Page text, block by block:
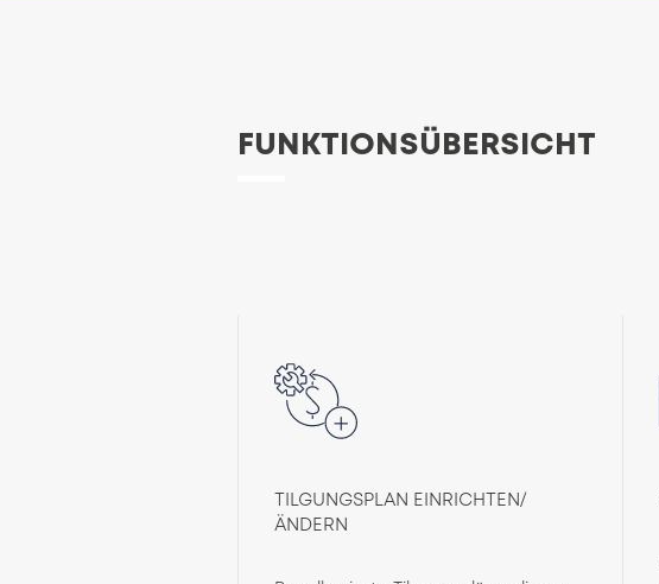
FUNKTIONSÜBERSICHT
TILGUNGSPLAN EINRICHTEN/
ÄNDERN